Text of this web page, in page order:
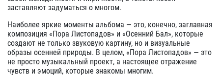
заставляют задуматься о многом.
Наиболее яркие моменты альбома — это, конечно, заглавная
композиция «Пора Листопадов» и «Осенний Бал», которые
создают не только звуковую картину, но и визуальные
образы осенней природы. В целом, «Пора Листопадов» — это
не просто музыкальный проект, а настоящее отражение
чувств и эмоций, которые знакомы многим.